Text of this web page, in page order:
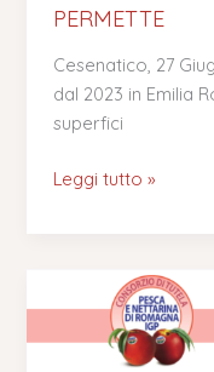
PERMETTE
Cesenatico, 27
dal 2023 in Emilia
superfici
Leggi tutto »
Comunicato
Stampa
–